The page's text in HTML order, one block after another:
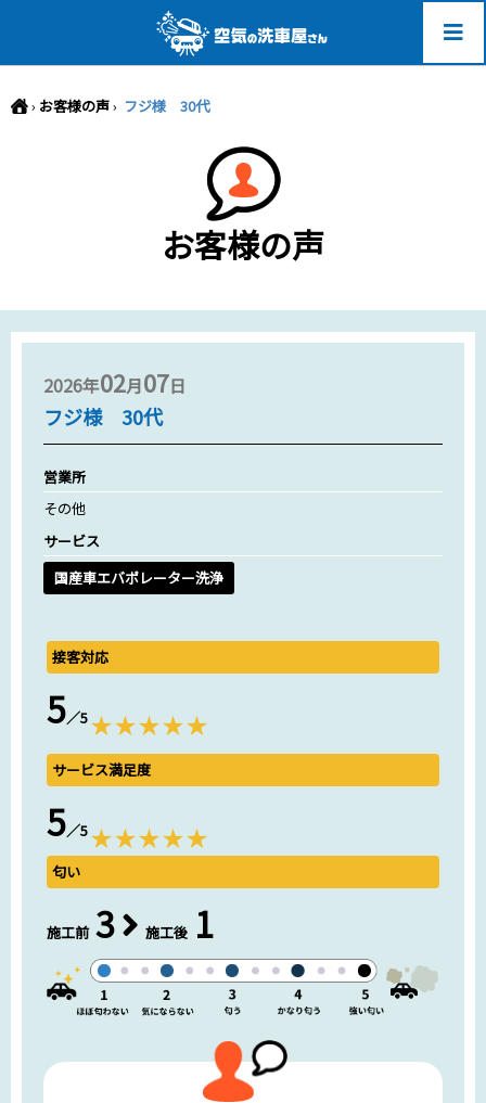
› お客様の声› フジ様 30代
お客様の声
2026年02月07日
フジ様 30代
営業所
その他
サービス
国産車エバポレーター洗浄
接客対応
5／5
サービス満足度
5／5
匂い
施工前 3 施工後 1